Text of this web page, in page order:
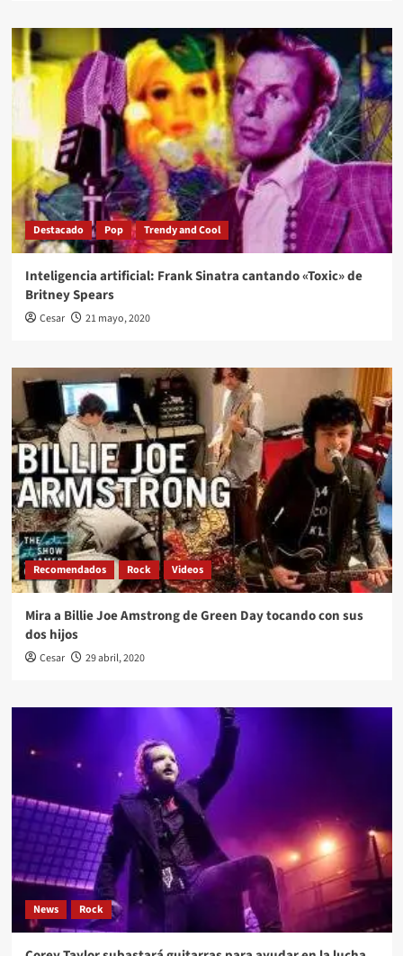
Destacado Pop Trendy and Cool
Inteligencia artificial: Frank Sinatra cantando «Toxic» de
Britney Spears
Cesar 21 mayo, 2020
Recomendados Rock Videos
Mira a Billie Joe Amstrong de Green Day tocando con sus
dos hijos
Cesar 29 abril, 2020
News Rock